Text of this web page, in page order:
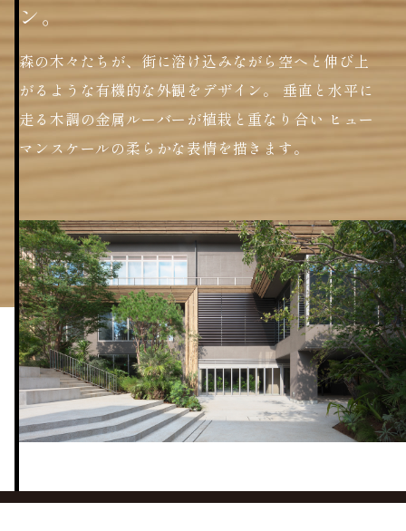
ン。
森の木々たちが、街に溶け込みながら空へと伸び上
がるような有機的な外観をデザイン。
垂直と水平に
走る木調の金属ルーバーが植栽と重なり合い ヒュー
マンスケールの柔らかな表情を描きます。